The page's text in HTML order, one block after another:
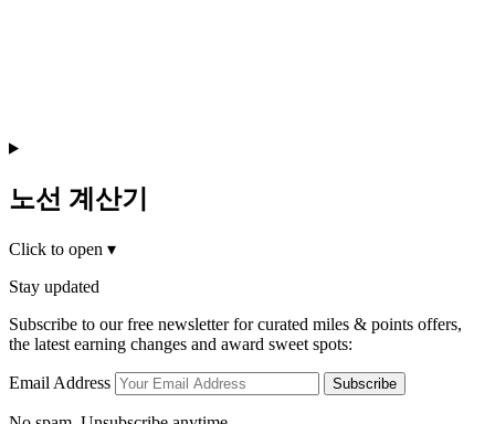
노선 계산기
Click to open ▾
Stay updated
Subscribe to our free newsletter for curated miles & points offers,
the latest earning changes and award sweet spots:
Email Address Subscribe